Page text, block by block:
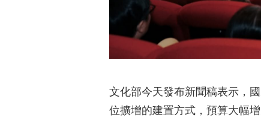
文化部今天發布新聞稿表示，
位擴增的建置方式，預算大幅